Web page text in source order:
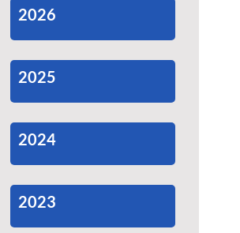
2026
2025
2024
2023